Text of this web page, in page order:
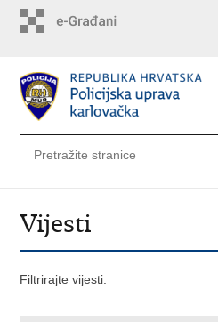
Vijesti
Filtrirajte vijesti: